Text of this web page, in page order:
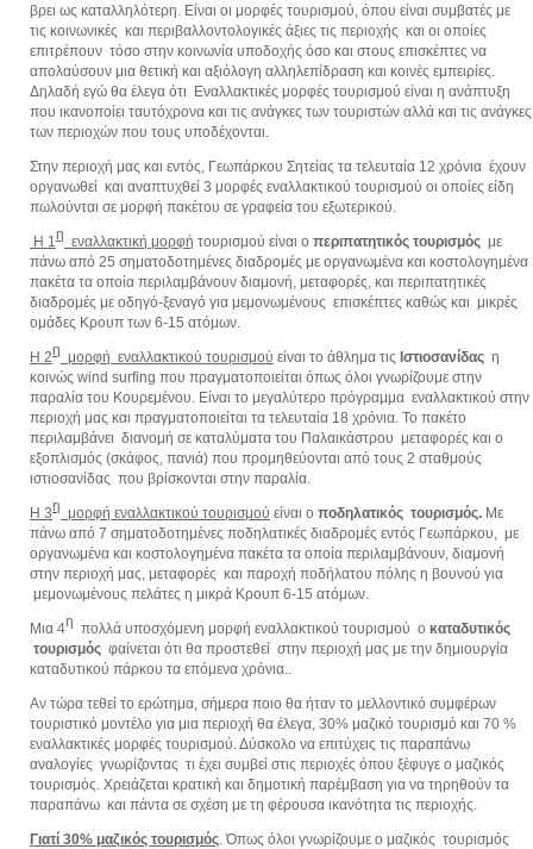
βρει ως καταλληλότερη. Είναι οι μορφές τουρισμού, όπου είναι συμβατές με
τις κοινωνικές και περιβαλλοντολογικές άξιες τις περιοχής και οι οποίες
επιτρέπουν τόσο στην κοινωνία υποδοχής όσο και στους επισκέπτες να
απολαύσουν μια θετική και αξιόλογη αλληλεπίδραση και κοινές εμπειρίες.
Δηλαδή εγώ θα έλεγα ότι Εναλλακτικές μορφές τουρισμού είναι η ανάπτυξη
που ικανοποίει ταυτόχρονα και τις ανάγκες των τουριστών αλλά και τις ανάγκες
των περιοχών που τους υποδέχονται.
Στην περιοχή μας και εντός, Γεωπάρκου Σητείας τα τελευταία 12 χρόνια έχουν
οργανωθεί και αναπτυχθεί 3 μορφές εναλλακτικού τουρισμού οι οποίες είδη
πωλούνται σε μορφή πακέτου σε γραφεία του εξωτερικού.
Η 1 η εναλλακτική μορφή τουρισμού είναι ο περιπατητικός τουρισμός με
πάνω από 25 σηματοδοτημένες διαδρομές με οργανωμένα και κοστολογημένα
πακέτα τα οποία περιλαμβάνουν διαμονή, μεταφορές, και περιπατητικές
διαδρομές με οδηγό-ξεναγό για μεμονωμένους επισκέπτες καθώς και μικρές
ομάδες Κρουπ των 6-15 ατόμων.
Η 2η μορφή εναλλακτικού τουρισμού είναι το άθλημα τις Ιστιοσανίδας η
κοινώς wind surfing που πραγματοποιείται όπως όλοι γνωρίζουμε στην
παραλία του Κουρεμένου. Είναι το μεγαλύτερο πρόγραμμα εναλλακτικού στην
περιοχή μας και πραγματοποιείται τα τελευταία 18 χρόνια. Το πακέτο
περιλαμβάνει διανομή σε καταλύματα του Παλαικάστρου μεταφορές και ο
εξοπλισμός (σκάφος, πανιά) που προμηθεύονται από τους 2 σταθμούς
ιστιοσανίδας που βρίσκονται στην παραλία.
Η 3η μορφή εναλλακτικού τουρισμού είναι ο ποδηλατικός τουρισμός. Με
πάνω από 7 σηματοδοτημένες ποδηλατικές διαδρομές εντός Γεωπάρκου, με
οργανωμένα και κοστολογημένα πακέτα τα οποία περιλαμβάνουν, διαμονή
στην περιοχή μας, μεταφορές και παροχή ποδήλατου πόλης η βουνού για
μεμονωμένους πελάτες η μικρά Κρουπ 6-15 ατόμων.
Μια 4η πολλά υποσχόμενη μορφή εναλλακτικού τουρισμού ο καταδυτικός
τουρισμός φαίνεται ότι θα προστεθεί στην περιοχή μας με την δημιουργία
καταδυτικού πάρκου τα επόμενα χρόνια..
Αν τώρα τεθεί το ερώτημα, σήμερα ποιο θα ήταν το μελλοντικό συμφέρων
τουριστικό μοντέλο για μια περιοχή θα έλεγα, 30% μαζικό τουρισμό και 70 %
εναλλακτικές μορφές τουρισμού. Δύσκολο να επιτύχεις τις παραπάνω
αναλογίες γνωρίζοντας τι έχει συμβεί στις περιοχές όπου ξέφυγε ο μαζικός
τουρισμός. Χρειάζεται κρατική και δημοτική παρέμβαση για να τηρηθούν τα
παραπάνω και πάντα σε σχέση με τη φέρουσα ικανότητα τις περιοχής.
Γιατί 30% μαζικός τουρισμός . Όπως όλοι γνωρίζουμε ο μαζικός τουρισμός